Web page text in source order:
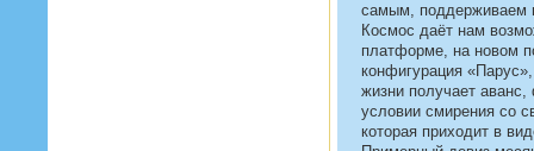
самым, поддерживаем
Космос даёт нам
платформе, на новом
конфигурация
жизни получает
условии смирения со
которая приходит в